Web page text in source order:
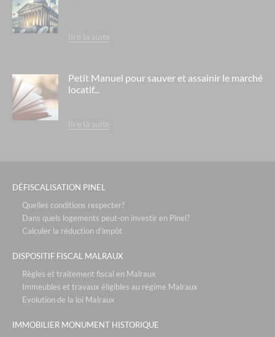
lire la suite
Petit Manuel pour sauver et assainir le marché
locatif...
lire la suite
DÉFISCALISATION PINEL
Quelles conditions respecter?
Dans quels logements peut-on investir en Pinel?
Calculer la réduction d’impôt
DISPOSITIF FISCAL MALRAUX
Règles et traitement fiscal en Malraux
Immeubles et travaux éligibles au régime Malraux
Evolution de la loi Malraux
IMMOBILIER MONUMENT HISTORIQUE